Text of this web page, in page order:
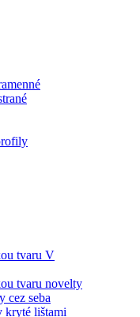
tvaru V
tvaru novelty
cez seba
kryté lištami